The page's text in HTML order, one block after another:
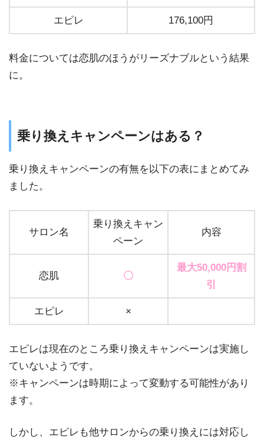
エピレ 176,100円
料金については恋肌のほうがリーズナブルという結果
に。
乗り換えキャンペーンはある？
乗り換えキャンペーンの有無を以下の表にまとめてみ
ました。
サロン名
乗り換えキャン
ペーン
内容
恋肌 〇
最大50,000円割
引
エピレ ×
エピレは現在のところ乗り換えキャンペーンは実施し
ていないようです。
※キャンペーンは時期によって変動する可能性があり
ます。
しかし、エピレも他サロンからの乗り換えには対応し